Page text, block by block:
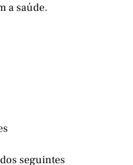
a saúde.
seguintes